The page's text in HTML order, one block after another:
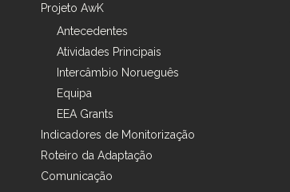
Projeto AwK
Antecedentes
Atividades Principais
Intercâmbio Norueguês
Equipa
EEA Grants
Indicadores de Monitorização
Roteiro da Adaptação
Comunicação